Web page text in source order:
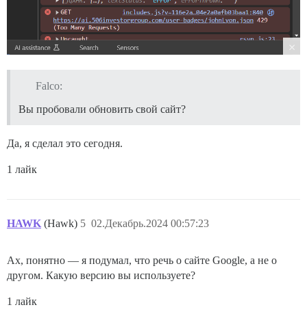
Falco:
Вы пробовали обновить свой сайт?
Да, я сделал это сегодня.
1 лайк
HAWK (Hawk) 02.Декабрь.2024 00:57:23
5
Ах, понятно — я подумал, что речь о сайте Google, а не о
другом. Какую версию вы используете?
1 лайк